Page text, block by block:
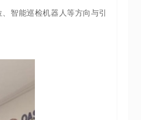
智能巡检机器人等方向与引